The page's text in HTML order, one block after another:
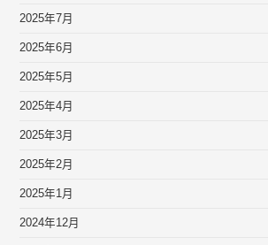
2025年7月
2025年6月
2025年5月
2025年4月
2025年3月
2025年2月
2025年1月
2024年12月